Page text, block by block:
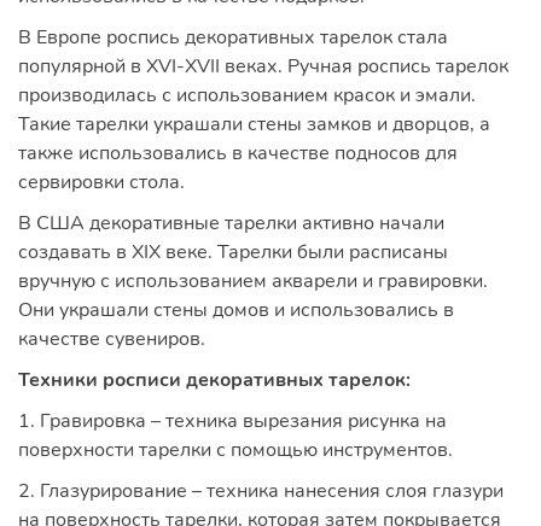
В Европе роспись декоративных тарелок стала
популярной в XVI-XVII веках. Ручная роспись тарелок
производилась с использованием красок и эмали.
Такие тарелки украшали стены замков и дворцов, а
также использовались в качестве подносов для
сервировки стола.
В США декоративные тарелки активно начали
создавать в XIX веке. Тарелки были расписаны
вручную с использованием акварели и гравировки.
Они украшали стены домов и использовались в
качестве сувениров.
Техники росписи декоративных тарелок:
1. Гравировка – техника вырезания рисунка на
поверхности тарелки с помощью инструментов.
2. Глазурирование – техника нанесения слоя глазури
на поверхность тарелки, которая затем покрывается